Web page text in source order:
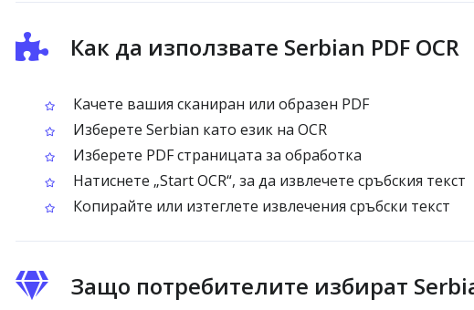
Как да използвате Serbian PDF OCR
Качете вашия сканиран или образен PDF
Изберете Serbian като език на OCR
Изберете PDF страницата за обработка
Натиснете „Start OCR“, за да извлечете сръбския текст
Копирайте или изтеглете извлечения сръбски текст
Защо потребителите избират